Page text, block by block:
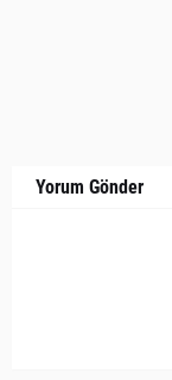
Yorum Gönder